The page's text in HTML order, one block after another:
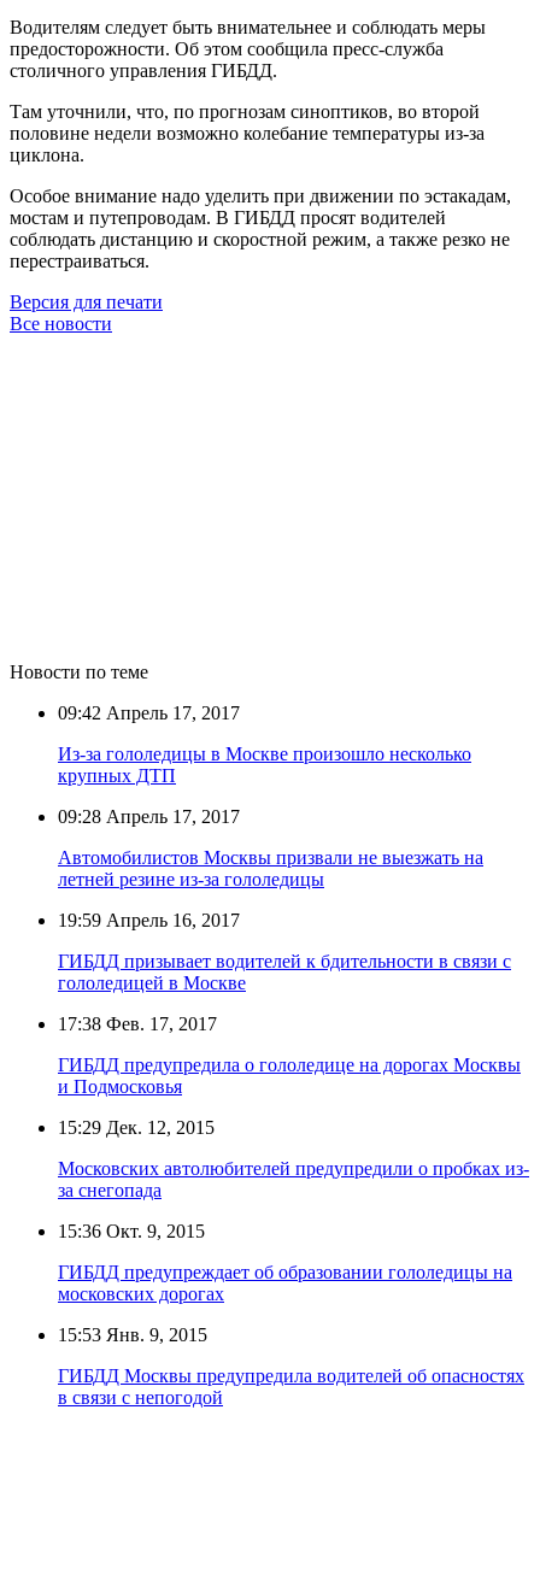
Водителям следует быть внимательнее и соблюдать меры
предосторожности. Об этом сообщила пресс-служба
столичного управления ГИБДД.
Там уточнили, что, по прогнозам синоптиков, во второй
половине недели возможно колебание температуры из-за
циклона.
Особое внимание надо уделить при движении по эстакадам,
мостам и путепроводам. В ГИБДД просят водителей
соблюдать дистанцию и скоростной режим, а также резко не
перестраиваться.
Версия для печати
Все новости
Новости по теме
09:42 Апрель 17, 2017
Из-за гололедицы в Москве произошло несколько
крупных ДТП
09:28 Апрель 17, 2017
Автомобилистов Москвы призвали не выезжать на
летней резине из-за гололедицы
19:59 Апрель 16, 2017
ГИБДД призывает водителей к бдительности в связи с
гололедицей в Москве
17:38 Фев. 17, 2017
ГИБДД предупредила о гололедице на дорогах Москвы
и Подмосковья
15:29 Дек. 12, 2015
Московских автолюбителей предупредили о пробках из-
за снегопада
15:36 Окт. 9, 2015
ГИБДД предупреждает об образовании гололедицы на
московских дорогах
15:53 Янв. 9, 2015
ГИБДД Москвы предупредила водителей об опасностях
в связи с непогодой